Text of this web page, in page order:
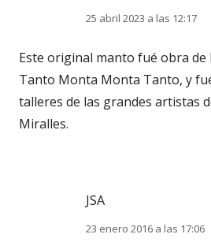
25 abril 2023 a las 12:17
Este original manto fué obra de
Tanto Monta Monta Tanto, y
talleres de las grandes artistas
Miralles.
JSA
23 enero 2016 a las 17:06